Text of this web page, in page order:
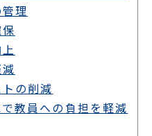
理
の削減
教員への負担を軽減